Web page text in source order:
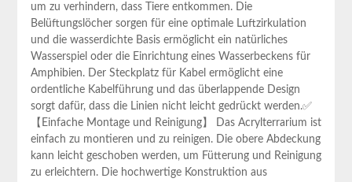
um zu verhindern, dass​ Tiere entkommen. ⁣Die
Belüftungslöcher sorgen für eine optimale ​Luftzirkulation
und die wasserdichte Basis‌ ermöglicht ein natürliches
Wasserspiel ‌oder ⁣die Einrichtung eines Wasserbeckens für
Amphibien. Der Steckplatz⁢ für Kabel ermöglicht eine
ordentliche Kabelführung und das⁤ überlappende Design‍
sorgt dafür, dass die⁢ Linien ​nicht leicht gedrückt werden.✅
【Einfache Montage und​ Reinigung】 ⁤Das Acrylterrarium ‌ist‍
einfach zu montieren und zu ⁤reinigen. Die obere Abdeckung
kann leicht⁣ geschoben werden, um ​Fütterung‌ und Reinigung
zu erleichtern. Die hochwertige ⁢Konstruktion aus